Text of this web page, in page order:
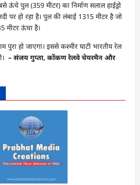
ऊंचे पुल (359 मीटर) का निर्माण सलाल हाईड्रो
पर हो रहा है। पुल की लंबाई 1315 मीटर है जो
मीटर ऊंचा है।
पुरा हो जाएगा। इससे कश्मीर घाटी भारतीय रेल
– संजय गुप्ता, कोंकण रेलवे चेयरमैन और